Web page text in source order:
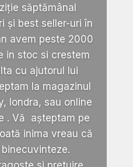
săptămânal
și best seller-uri în
avem peste 2000
in stoc si crestem
cu ajutorul lui
la magazinul
londra, sau online
. Vă așteptam pe
inima vreau că